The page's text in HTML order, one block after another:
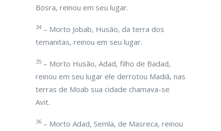
Bosra, reinou em seu lugar.
34 – Morto Jobab, Husão, da terra dos
temanitas, reinou em seu lugar.
35 – Morto Husão, Adad, filho de Badad,
reinou em seu lugar ele derrotou Madiã, nas
terras de Moab sua cidade chamava-se
Avit.
36 – Morto Adad, Semla, de Masreca, reinou